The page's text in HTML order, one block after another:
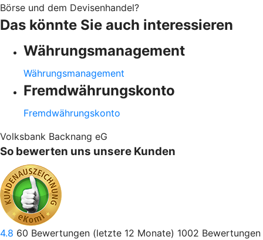
Börse und dem Devisenhandel?
Das könnte Sie auch interessieren
Währungsmanagement
Währungsmanagement
Fremdwährungskonto
Fremdwährungskonto
Volksbank Backnang eG
So bewerten uns unsere Kunden
4.8 60 Bewertungen (letzte 12 Monate) 1002 Bewertungen